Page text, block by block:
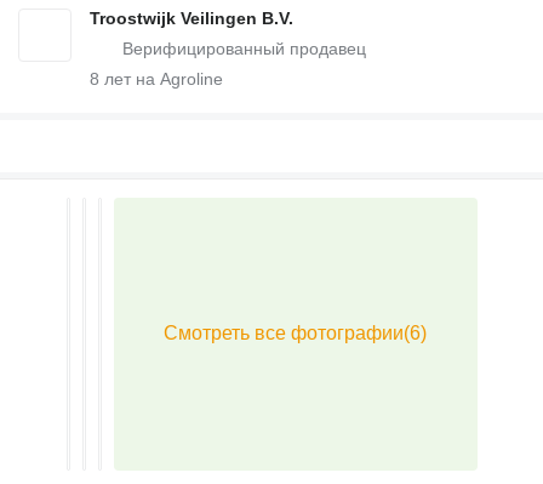
Troostwijk Veilingen B.V.
8 лет на Agroline